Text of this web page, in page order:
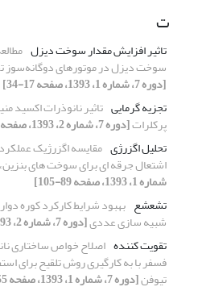
ت
تاثیر افزایش مقدار سوخت دیزل
سوخت دیزل در موتورهای دوگانه‌سوز
[دوره 7، شماره 1، 1393، صفحه 17-34]
تجزیه گرمایی تاثیر نانوذرات اکسید
پرکلرات[دوره 7، شماره 2، 1393، صفحه 49-59]
تحلیل اگزرژی مقایسه اگزرژیک
اشتعال جرقه­ ای برای سوخت­ های
شماره 1، 1393، صفحه 89-105]
تشعشع بهبود شرایط کارکرد کوره
شبیه‏ سازی عددی[دوره 7، شماره 2، 1393، صفحه 1-15]
تقویت­ کننده
فسفر با به­ کارگیری روش تلقیح برای
تیوفن[دوره 7، شماره 1، 1393، صفحه 55-71]